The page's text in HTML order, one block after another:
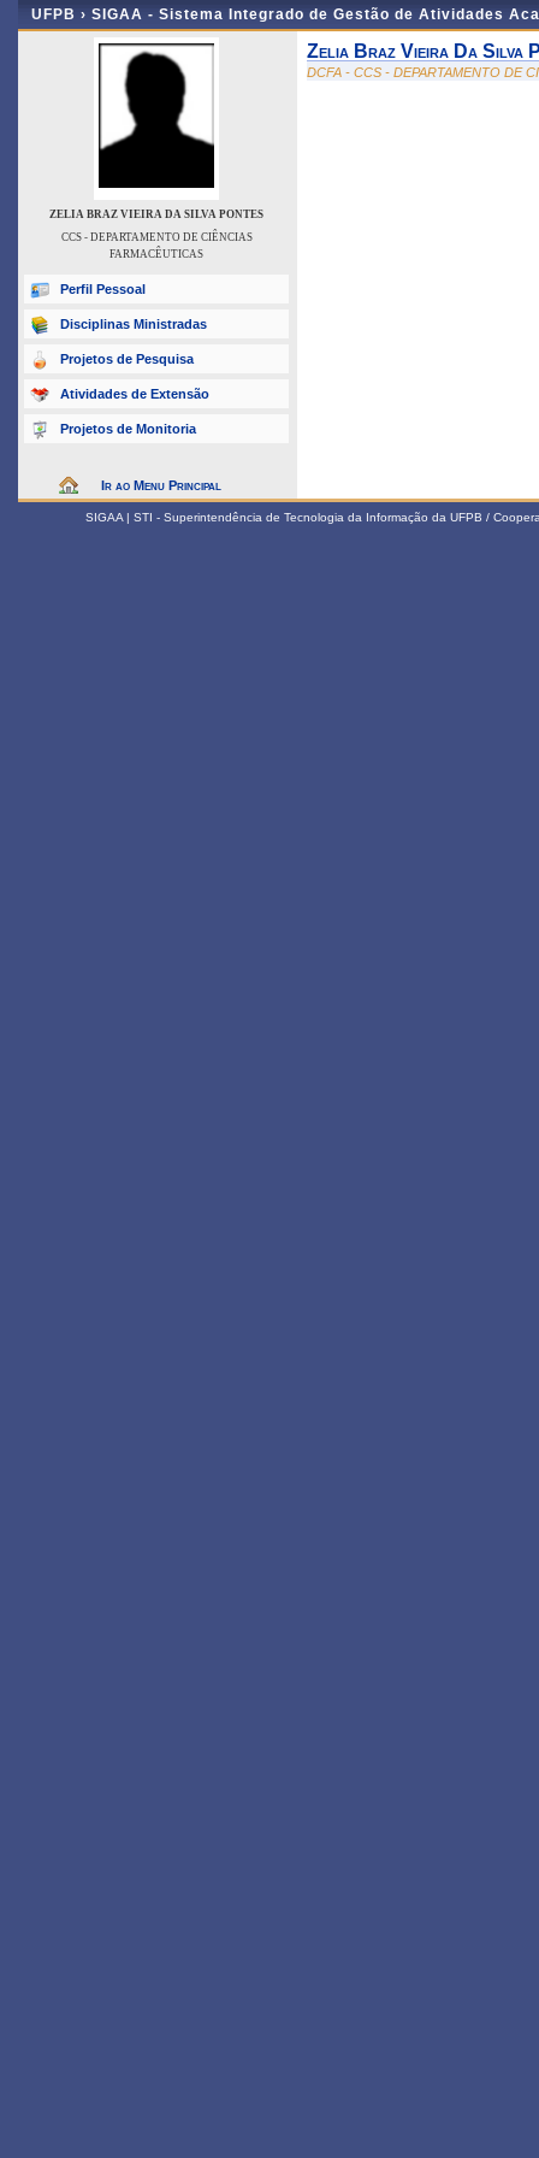
UFPB › SIGAA - Sistema Integrado de Gestão de Atividades
ZELIA BRAZ VIEIRA DA SILVA PONTES
CCS - DEPARTAMENTO DE CIÊNCIAS
FARMACÊUTICAS
Perfil Pessoal
Disciplinas Ministradas
Projetos de Pesquisa
Atividades de Extensão
Projetos de Monitoria
Ir ao Menu Principal
Zelia Braz Vieira Da Silva
DCFA - CCS - DEPARTAMENTO DE
SIGAA | STI - Superintendência de Tecnologia da Informação da UFPB /